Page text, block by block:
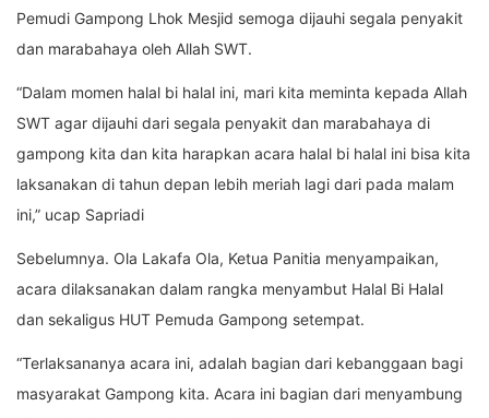
Pemudi Gampong Lhok Mesjid semoga dijauhi segala penyakit
dan marabahaya oleh Allah SWT.
“Dalam momen halal bi halal ini, mari kita meminta kepada Allah
SWT agar dijauhi dari segala penyakit dan marabahaya di
gampong kita dan kita harapkan acara halal bi halal ini bisa kita
laksanakan di tahun depan lebih meriah lagi dari pada malam
ini,” ucap Sapriadi
Sebelumnya. Ola Lakafa Ola, Ketua Panitia menyampaikan,
acara dilaksanakan dalam rangka menyambut Halal Bi Halal
dan sekaligus HUT Pemuda Gampong setempat.
“Terlaksananya acara ini, adalah bagian dari kebanggaan bagi
masyarakat Gampong kita. Acara ini bagian dari menyambung